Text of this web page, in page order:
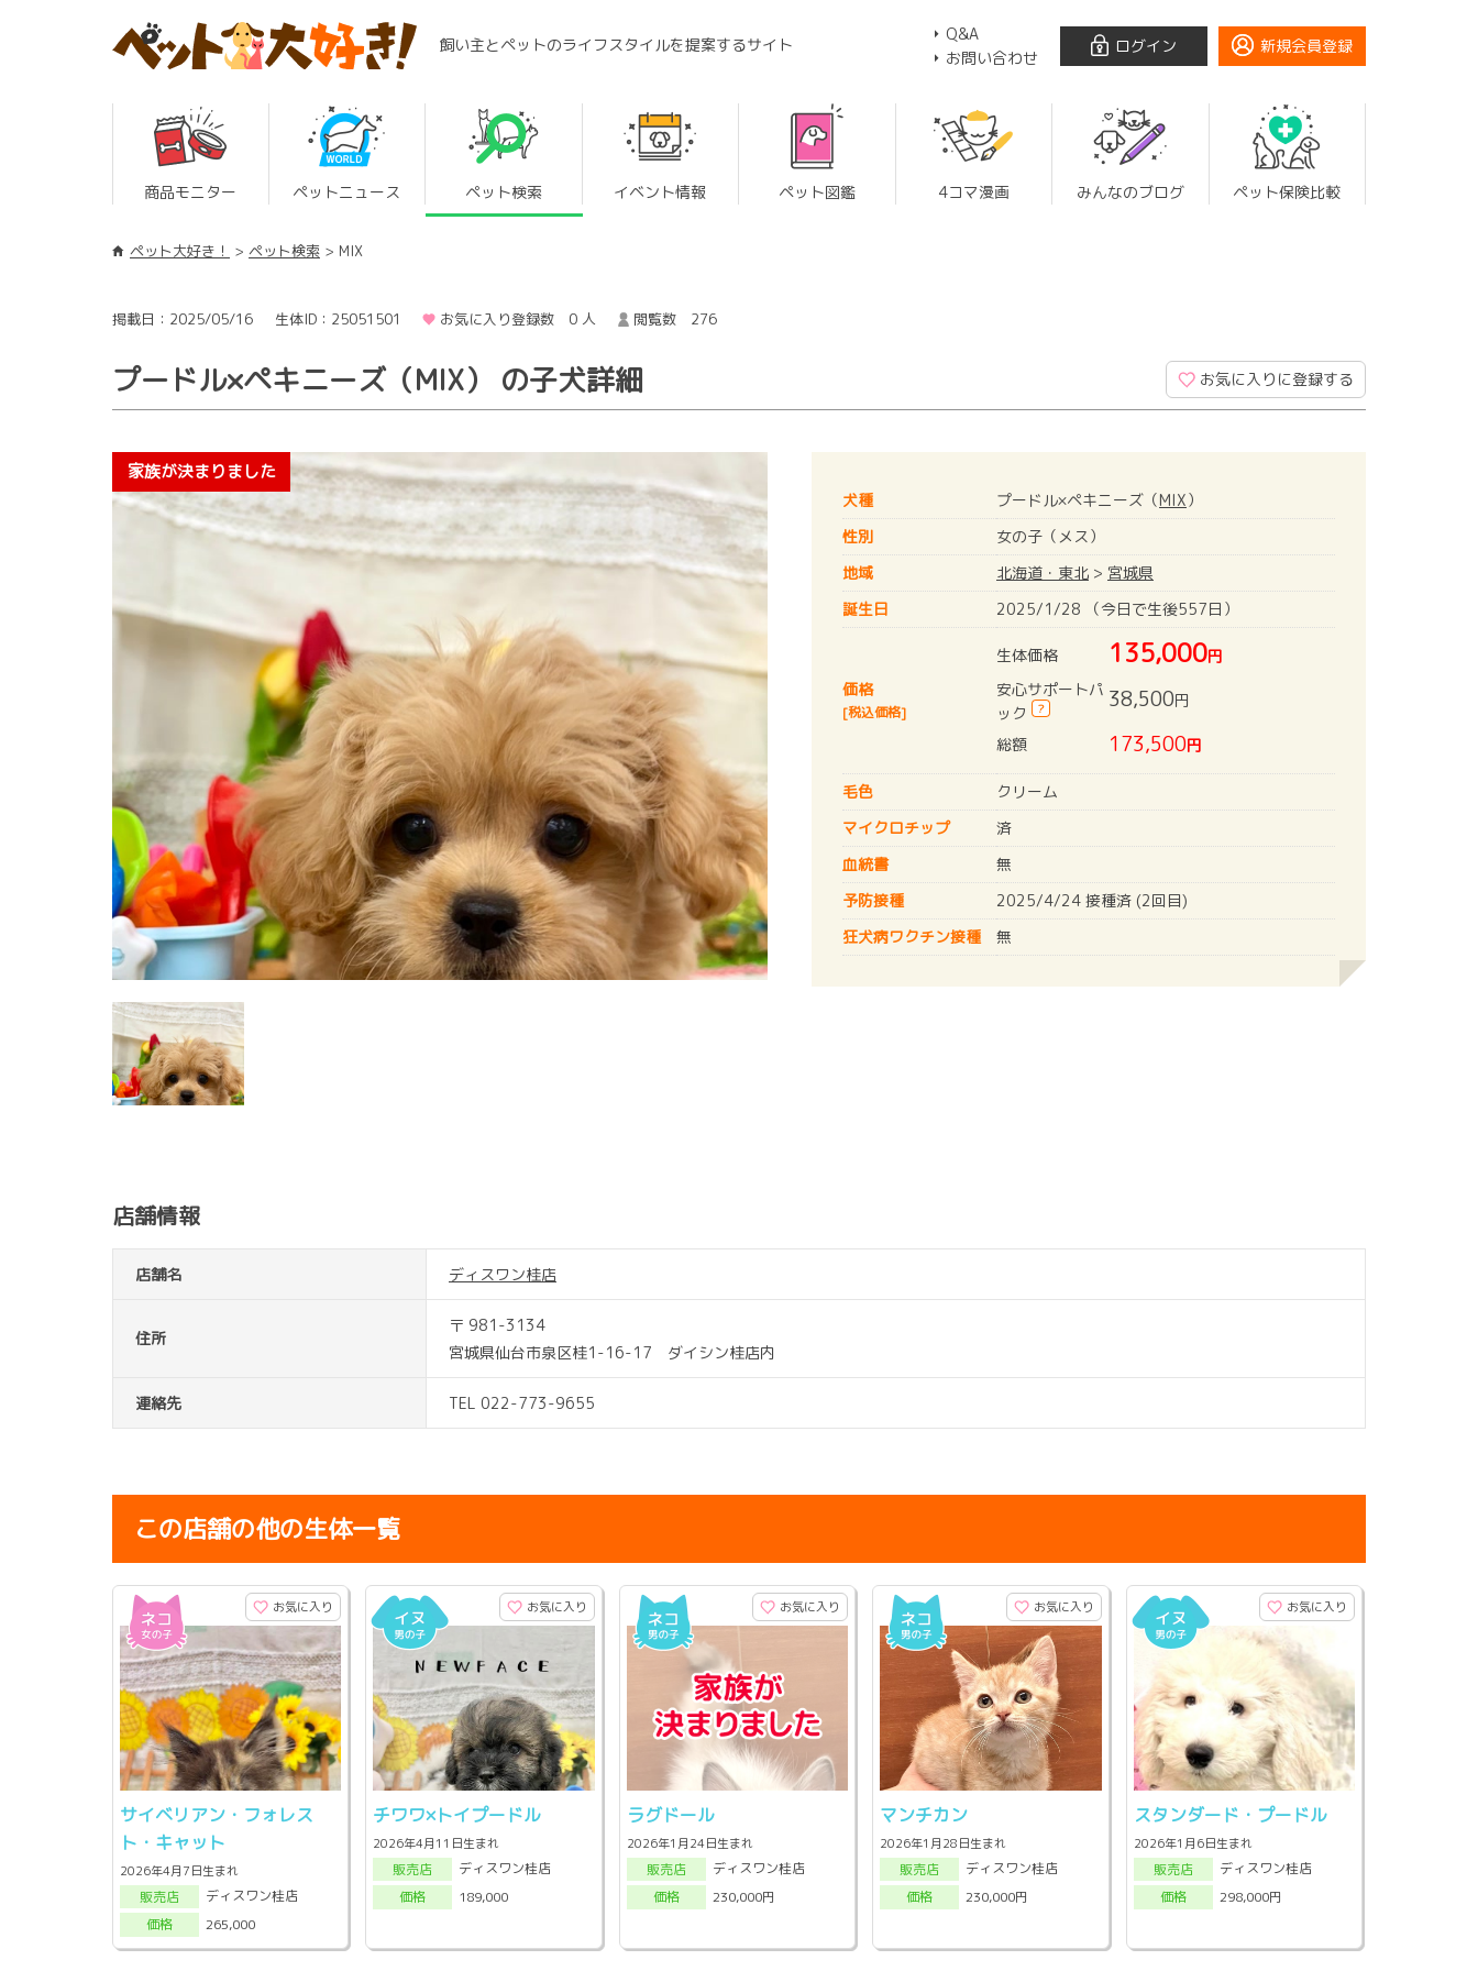
飼い主とペットのライフスタイルを提案するサイト
Q&A
お問い合わせ
ログイン 新規会員登録
商品モニター ペットニュース ペット検索 イベント情報 ペット図鑑 4コマ漫画 みんなのブログ ペット保険比較
ペット大好き！ ペット検索 MIX
掲載日：2025/05/16 生体ID：25051501 お気に入り登録数 0 人 閲覧数 276
プードル×ペキニーズ（MIX） の子犬詳細 お気に入りに登録する
犬種 プードル×ペキニーズ（MIX）
性別
女の子（メス）
地域
北海道・東北 > 宮城県
誕生日
2025/1/28 （今日で生後557日）
価格
[税込価格]
生体価格 135,000円
安心サポートパ
ック
? 38,500円
総額 173,500円
毛色
クリーム
マイクロチップ
済
血統書
無
予防接種
2025/4/24 接種済 (2回目)
狂犬病ワクチン接種 無
店舗情報
店舗名 ディスワン桂店
住所
〒 981-3134
宮城県仙台市泉区桂1-16-17 ダイシン桂店内
連絡先 TEL 022-773-9655
この店舗の他の生体一覧
お気に入り
サイベリアン・フォレス
ト・キャット
2026年4月7日生まれ
販売店
ディスワン桂店
価格
265,000
お気に入り
チワワ×トイプードル
2026年4月11日生まれ
販売店
ディスワン桂店
価格
189,000
お気に入り
ラグドール
2026年1月24日生まれ
販売店
ディスワン桂店
価格
230,000円
お気に入り
マンチカン
2026年1月28日生まれ
販売店
ディスワン桂店
価格
230,000円
お気に入り
スタンダード・プードル
2026年1月6日生まれ
販売店
ディスワン桂店
価格
298,000円